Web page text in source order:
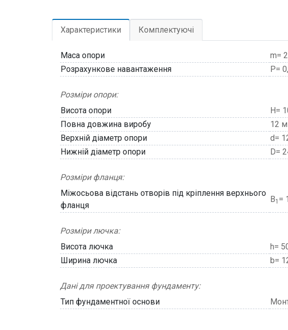
Характеристики Комплектуючі
Маса опори
m=
Розрахункове навантаження
P=
Розміри опори:
Висота опори
H=
Повна довжина виробу
12 м
Верхній діаметр опори
d=
Нижній діаметр опори
D=
Розміри фланця:
Міжосьова відстань отворів під кріплення верхнього
фланця
В1 =
Розміри лючка:
Висота лючка
h=
Ширина лючка
b=
Дані для проектування фундаменту:
Тип фундаментної основи